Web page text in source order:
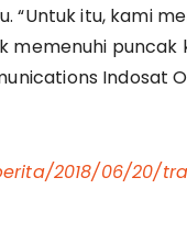
“Untuk itu, kami
memenuhi
Indosat
2018/06/20/